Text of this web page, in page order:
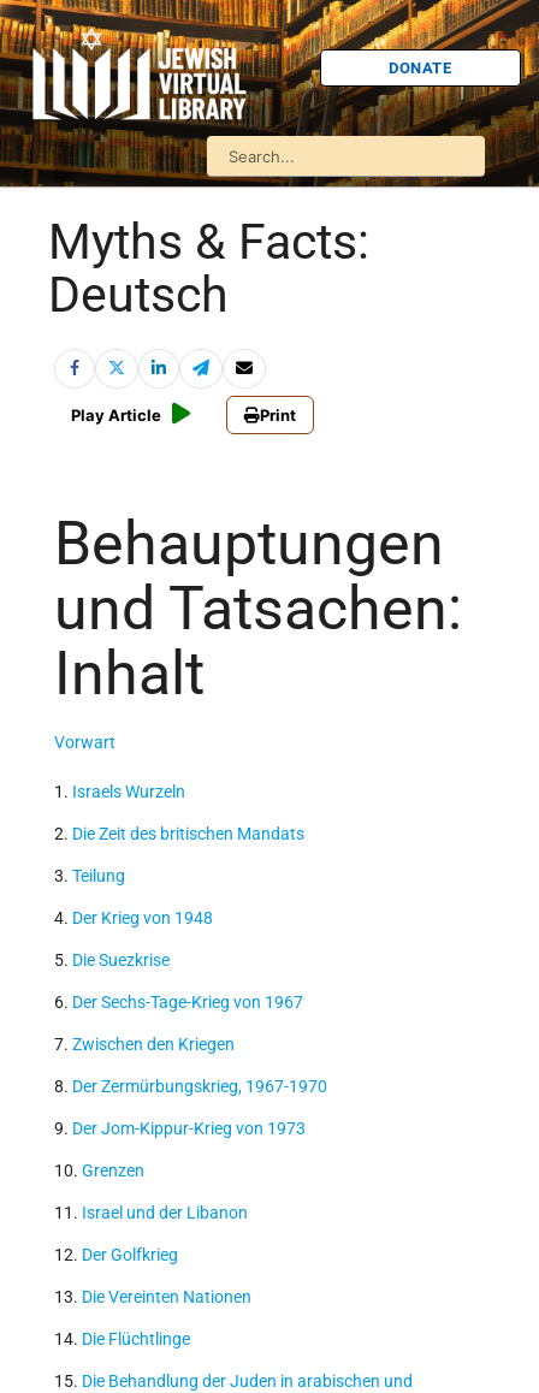
DONATE
Myths & Facts:
Deutsch
Play Article Print
Behauptungen
und Tatsachen:
Inhalt
Vorwart
1. Israels Wurzeln
2. Die Zeit des britischen Mandats
3. Teilung
4. Der Krieg von 1948
5. Die Suezkrise
6. Der Sechs-Tage-Krieg von 1967
7. Zwischen den Kriegen
8. Der Zermürbungskrieg, 1967-1970
9. Der Jom-Kippur-Krieg von 1973
10. Grenzen
11. Israel und der Libanon
12. Der Golfkrieg
13. Die Vereinten Nationen
14. Die Flüchtlinge
15. Die Behandlung der Juden in arabischen und